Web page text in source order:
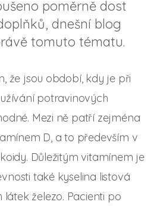
poměrně dost
dnešní blog
tomuto tématu.
že jsou období, kdy je při
potravinových
Mezi ně patří zejména
D, a to především v
Důležitým vitamínem je
také kyselina listová
železo. Pacienti po